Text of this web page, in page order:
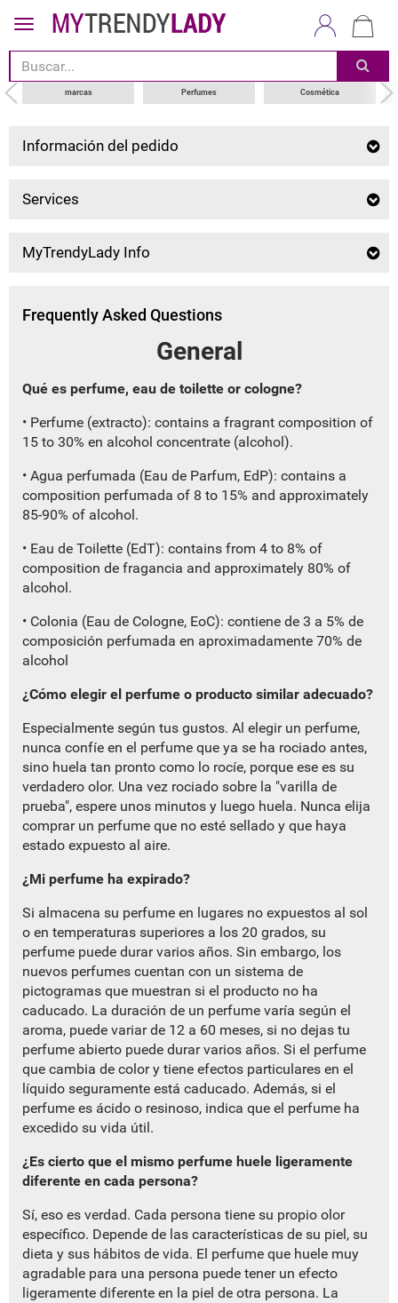
marcas Perfumes Cosmética
Información del pedido
Services
MyTrendyLady Info
Frequently Asked Questions
General
Qué es perfume, eau de toilette or cologne?
• Perfume (extracto): contains a fragrant composition of
15 to 30% en alcohol concentrate (alcohol).
• Agua perfumada (Eau de Parfum, EdP): contains a
composition perfumada of 8 to 15% and approximately
85-90% of alcohol.
• Eau de Toilette (EdT): contains from 4 to 8% of
composition de fragancia and approximately 80% of
alcohol.
• Colonia (Eau de Cologne, EoC): contiene de 3 a 5% de
composición perfumada en aproximadamente 70% de
alcohol
¿Cómo elegir el perfume o producto similar adecuado?
Especialmente según tus gustos. Al elegir un perfume,
nunca confíe en el perfume que ya se ha rociado antes,
sino huela tan pronto como lo rocíe, porque ese es su
verdadero olor. Una vez rociado sobre la "varilla de
prueba", espere unos minutos y luego huela. Nunca elija
comprar un perfume que no esté sellado y que haya
estado expuesto al aire.
¿Mi perfume ha expirado?
Si almacena su perfume en lugares no expuestos al sol
o en temperaturas superiores a los 20 grados, su
perfume puede durar varios años. Sin embargo, los
nuevos perfumes cuentan con un sistema de
pictogramas que muestran si el producto no ha
caducado. La duración de un perfume varía según el
aroma, puede variar de 12 a 60 meses, si no dejas tu
perfume abierto puede durar varios años. Si el perfume
que cambia de color y tiene efectos particulares en el
líquido seguramente está caducado. Además, si el
perfume es ácido o resinoso, indica que el perfume ha
excedido su vida útil.
¿Es cierto que el mismo perfume huele ligeramente
diferente en cada persona?
Sí, eso es verdad. Cada persona tiene su propio olor
específico. Depende de las características de su piel, su
dieta y sus hábitos de vida. El perfume que huele muy
agradable para una persona puede tener un efecto
ligeramente diferente en la piel de otra persona. La